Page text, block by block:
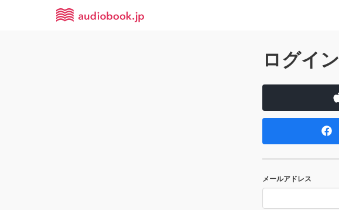
ログイン
メールアドレス